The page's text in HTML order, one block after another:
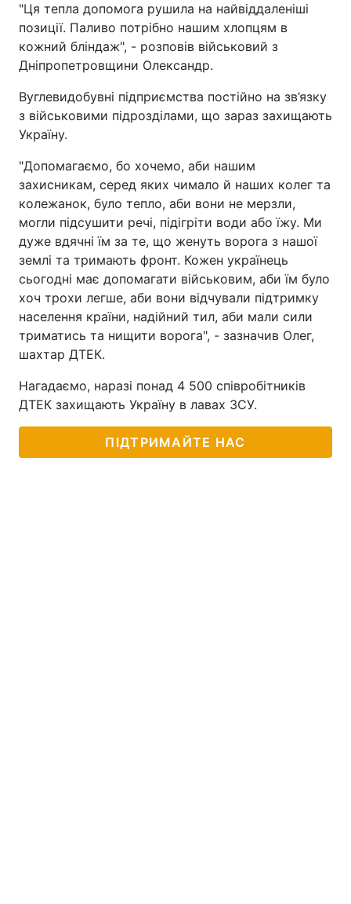
"Ця тепла допомога рушила на найвіддаленіші
позиції. Паливо потрібно нашим хлопцям в
кожний бліндаж", - розповів військовий з
Дніпропетровщини Олександр.
Вуглевидобувні підприємства постійно на зв’язку
з військовими підрозділами, що зараз захищають
Україну.
"Допомагаємо, бо хочемо, аби нашим
захисникам, серед яких чимало й наших колег та
колежанок, було тепло, аби вони не мерзли,
могли підсушити речі, підігріти води або їжу. Ми
дуже вдячні їм за те, що женуть ворога з нашої
землі та тримають фронт. Кожен українець
сьогодні має допомагати військовим, аби їм було
хоч трохи легше, аби вони відчували підтримку
населення країни, надійний тил, аби мали сили
триматись та нищити ворога", - зазначив Олег,
шахтар ДТЕК.
Нагадаємо, наразі понад 4 500 співробітників
ДТЕК захищають Україну в лавах ЗСУ.
ПІДТРИМАЙТЕ НАС